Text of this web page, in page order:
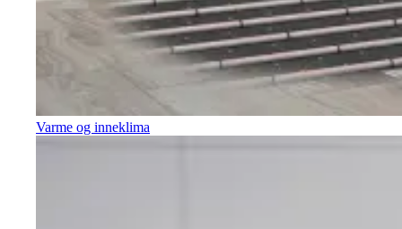
Varme og inneklima